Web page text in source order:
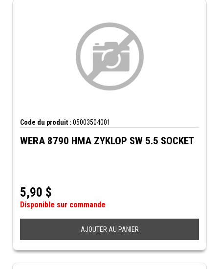
Code du produit : 05003504001
WERA 8790 HMA ZYKLOP SW 5.5 SOCKET
5,90 $
Disponible sur commande
AJOUTER AU PANIER